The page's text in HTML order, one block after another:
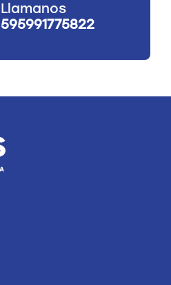
Llamanos
595991775822